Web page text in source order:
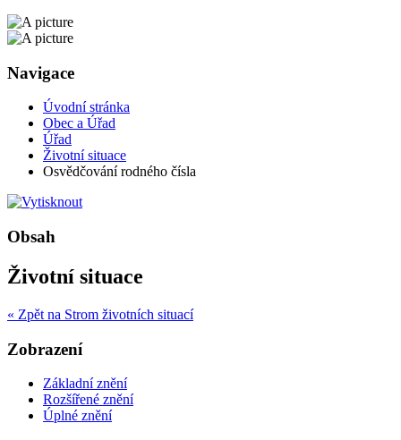
Navigace
Úvodní stránka
Obec a Úřad
Úřad
Životní situace
Osvědčování rodného čísla
Obsah
Životní situace
« Zpět na Strom životních situací
Zobrazení
Základní znění
Rozšířené znění
Úplné znění